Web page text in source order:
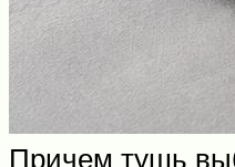
Причем тушь